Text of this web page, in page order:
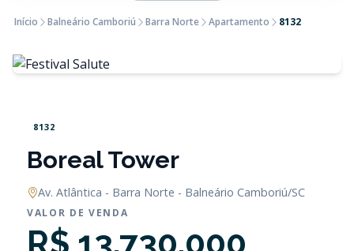
Início Balneário Camboriú Barra Norte Apartamento 8132
8132
Boreal Tower
Av. Atlântica - Barra Norte - Balneário Camboriú/SC
VALOR DE VENDA
R$ 13.730.000